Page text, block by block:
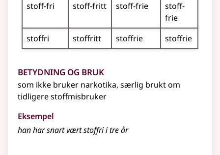
stoff-fri
stoff-fritt stoff-frie
stoff-
frie
stoffri
stoffritt stoffrie stoffrie
Betydning og bruk
som ikke bruker narkotika, særlig brukt om
tidligere stoffmisbruker
Eksempel
han har snart vært stoffri i tre år